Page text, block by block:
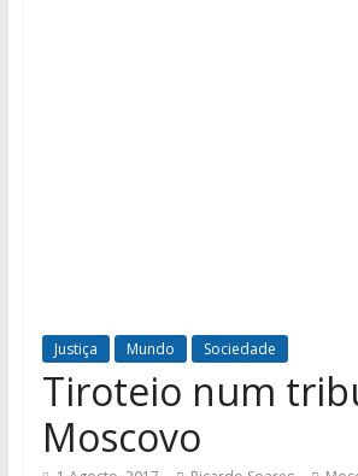
Justiça Mundo Sociedade
Tiroteio num
Moscovo